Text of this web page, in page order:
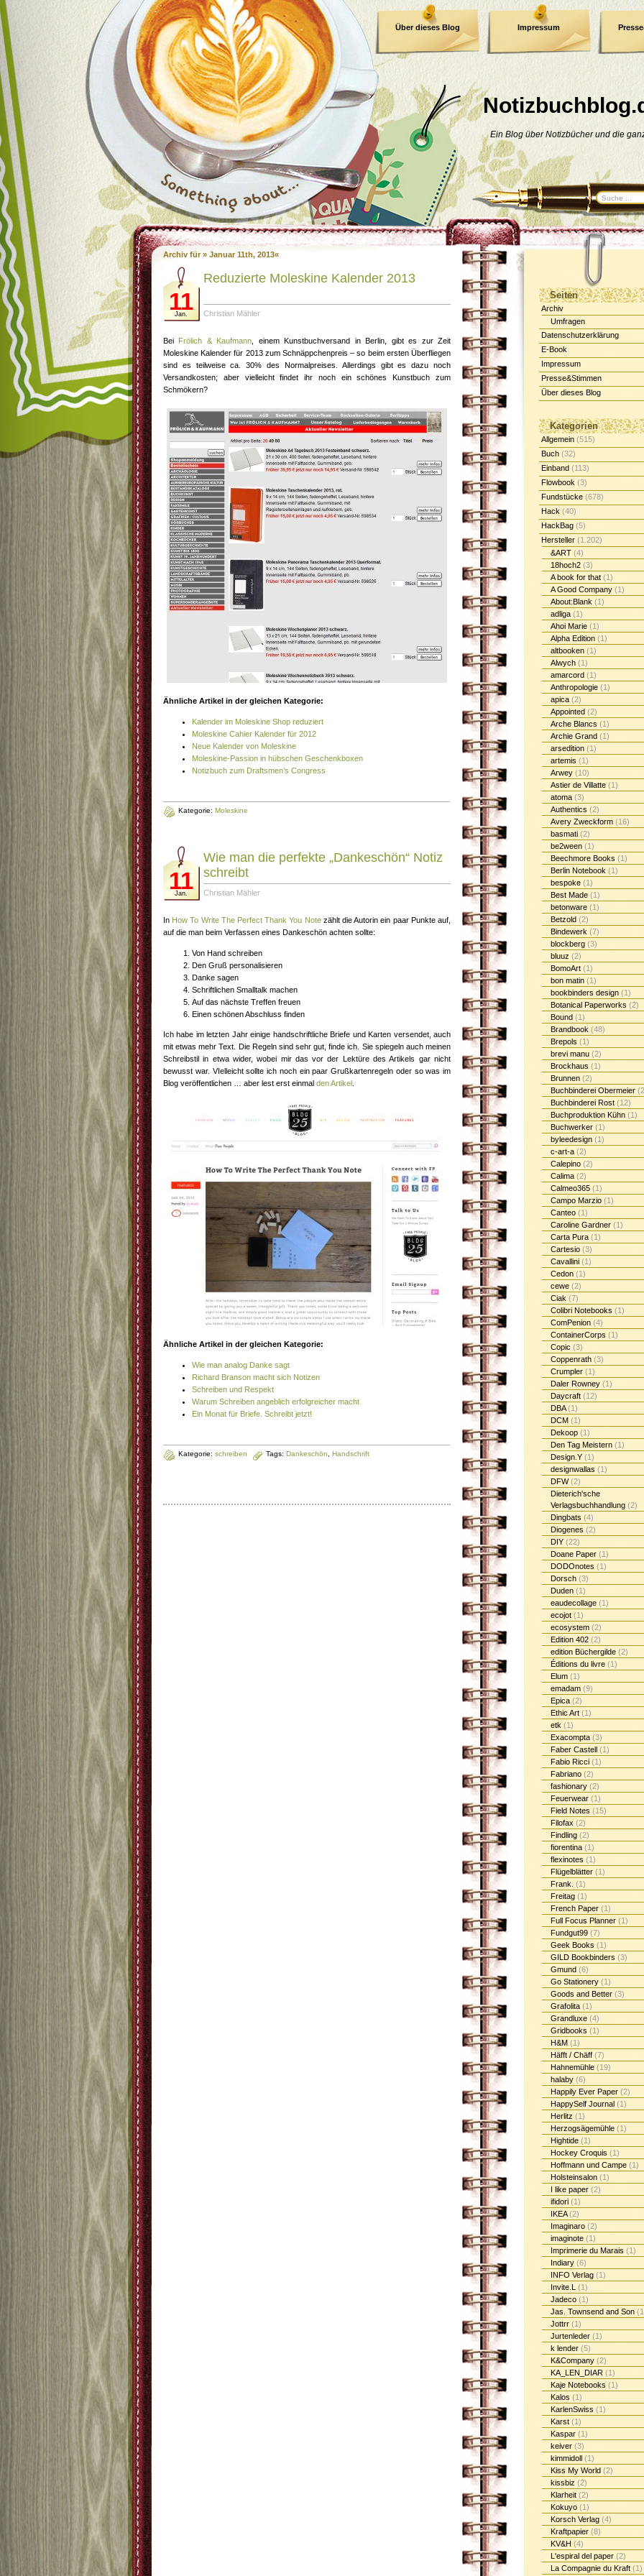
Ein Blog über Notizbücher und die
Über dieses Blog Impressum
Datenschutzerklärung
Archiv für » Januar 11th, 2013«
11
Jan.
Reduzierte Moleskine Kalender 2013
Christian Mähler
Bei Frölich & Kaufmann , einem Kunstbuchversand in Berlin, gibt es zur Zeit
Moleskine Kalender für 2013 zum Schnäppchenpreis – so beim ersten Überfliegen
sind es teilweise ca. 30% des Normalpreises. Allerdings gibt es dazu noch
Versandkosten; aber vielleicht findet ihr noch ein schönes Kunstbuch zum
Schmökern?
Ähnliche Artikel in der gleichen Kategorie:
Kalender im Moleskine Shop reduziert
Moleskine Cahier Kalender für 2012
Neue Kalender von Moleskine
Moleskine-Passion in hübschen Geschenkboxen
Notizbuch zum Draftsmen’s Congress
Kategorie: Moleskine
11
Jan.
Wie man die perfekte „Dankeschön“ Notiz
schreibt
Christian Mähler
In How To Write The Perfect Thank You Notezählt die Autorin ein paar Punkte auf,
auf die man beim Verfassen eines Dankeschön achten sollte:
Von Hand schreiben
Den Gruß personalisieren
Danke sagen
Schriftlichen Smalltalk machen
Auf das nächste Treffen freuen
Einen schönen Abschluss finden
Ich habe im letzten Jahr einige handschriftliche Briefe und Karten versendet, auch
mit etwas mehr Text. Die Regeln sind sehr gut, finde ich. Sie spiegeln auch meinen
Schreibstil in etwa wider, wobei mir das vor der Lektüre des Artikels gar nicht
bewusst war. VIelleicht sollte ich noch ein paar Grußkartenregeln oder so was im
Blog veröffentlichen … aber lest erst einmal den Artikel
Ähnliche Artikel in der gleichen Kategorie:
Wie man analog Danke sagt
Richard Branson macht sich Notizen
Schreiben und Respekt
Warum Schreiben angeblich erfolgreicher macht
Ein Monat für Briefe. Schreibt jetzt!
Kategorie: schreiben Tags: Dankeschön Handschrift
Seiten
Archiv
Umfragen
Datenschutzerklärung
E-Book
Impressum
Presse&Stimmen
Über dieses Blog
Kategorien
Allgemein (515)
Buch (32)
Einband (113)
Flowbook (3)
Fundstücke (678)
Hack (40)
HackBag (5)
Hersteller (1.202)
&ART (4)
18hoch2 (3)
A book for that (1)
A Good Company (1)
About:Blank (1)
adliga (1)
Ahoi Marie (1)
Alpha Edition (1)
altbooken (1)
Alwych (1)
amarcord (1)
Anthropologie (1)
apica (2)
Appointed (2)
Arche Blancs (1)
Archie Grand (1)
arsedition (1)
artemis (1)
Arwey (10)
Astier de Villatte (1)
atoma (3)
Authentics (2)
Avery Zweckform (16)
basmati (2)
be2ween (1)
Beechmore Books (1)
Berlin Notebook (1)
bespoke (1)
Best Made (1)
betonware (1)
Betzold (2)
Bindewerk (7)
blockberg (3)
bluuz (2)
BomoArt (1)
bon matin (1)
bookbinders design (1)
Botanical Paperworks (2)
Bound (1)
Brandbook (48)
Brepols (1)
brevi manu (2)
Brockhaus (1)
Brunnen (2)
Buchbinderei Obermeier
Buchbinderei Rost (12)
Buchproduktion Kühn (1)
Buchwerker (1)
byleedesign (1)
c-art-a (2)
Calepino (2)
Calima (2)
Calmeo365 (1)
Campo Marzio (1)
Canteo (1)
Caroline Gardner (1)
Carta Pura (1)
Cartesio (3)
Cavallini (1)
Cedon (1)
cewe (2)
Ciak (7)
Colibri Notebooks (1)
ComPenion (4)
ContainerCorps (1)
Copic (3)
Coppenrath (3)
Crumpler (1)
Daler Rowney (1)
Daycraft (12)
DBA(1)
DCM (1)
Dekoop (1)
Den Tag Meistern (1)
Design.Y (1)
designwallas (1)
DFW(2)
Dieterich'sche
Verlagsbuchhandlung (2)
Dingbats (4)
Diogenes (2)
DIY (22)
Doane Paper (1)
DODOnotes (1)
Dorsch (3)
Duden (1)
eaudecollage (1)
ecojot (1)
ecosystem (2)
Edition 402 (2)
edition Büchergilde (2)
Éditions du livre (1)
Elum (1)
emadam (9)
Epica (2)
Ethic Art (1)
etk (1)
Exacompta (3)
Faber Castell (1)
Fabio Ricci (1)
Fabriano (2)
fashionary (2)
Feuerwear (1)
Field Notes (15)
Filofax (2)
Findling (2)
fiorentina (1)
flexinotes (1)
Flügelblätter (1)
Frank. (1)
Freitag (1)
French Paper (1)
Full Focus Planner (1)
Fundgut99 (7)
Geek Books (1)
GILD Bookbinders (3)
Gmund (6)
Go Stationery (1)
Goods and Better (3)
Grafolita (1)
Grandluxe (4)
Gridbooks (1)
H&M (1)
Häfft / Chäff (7)
Hahnemühle (19)
halaby (6)
Happily Ever Paper (2)
HappySelf Journal (1)
Herlitz (1)
Herzogsägemühle (1)
Hightide (1)
Hockey Croquis (1)
Hoffmann und Campe (1)
Holsteinsalon (1)
I like paper (2)
ifidori (1)
IKEA(2)
Imaginaro (2)
imaginote (1)
Imprimerie du Marais (1)
Indiary (6)
INFO Verlag (1)
Invite.L (1)
Jadeco (1)
Jas. Townsend and Son
Jottrr (1)
Jurtenleder (1)
k lender (5)
K&Company (2)
KA_LEN_DIAR (1)
Kaje Notebooks (1)
Kalos (1)
KarlenSwiss (1)
Karst (1)
Kaspar (1)
keiver (3)
kimmidoll (1)
Kiss My World (2)
kissbiz (2)
Klarheit (2)
Kokuyo (1)
Korsch Verlag (4)
Kraftpapier (8)
KV&H (4)
L'espiral del paper (2)
La Compagnie du Kraft (1)